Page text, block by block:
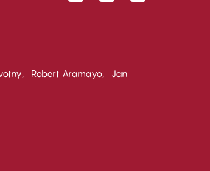
Robert Aramayo
Jan